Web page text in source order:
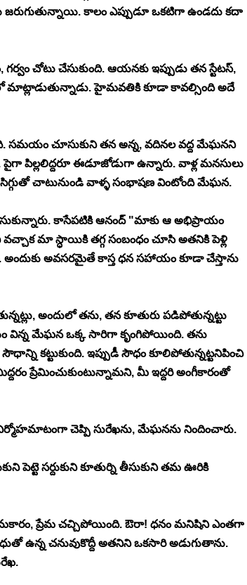
కాలం ఎప్పుడూ ఒకటిగా ఉండదు కదా
చోటు చేసుకుంది. ఆయనకు ఇప్పుడు తన స్టేటస్,
మాట్లాడుతున్నాడు. హైమవతికి కూడా కావల్సింది అదే
సమయం చూసుకుని తన అన్న, వదినల వద్ద మేఘనని
పిల్లలిద్దరూ ఈడూజోడుగా ఉన్నారు. వాళ్ల మనసులు
సిగ్గుతో చాటునుండి వాళ్ళ సంభాషణ వింటోంది మేఘన.
కాసేపటికి ఆనంద్ "మాకు ఆ అభిప్రాయం
మా స్ధాయికి తగ్గ సంబంధం చూసి అతనికి పెళ్లి
అవసరమైతే కాస్త ధన సహాయం కూడా చేస్తాను
అందులో తను, తన కూతురు పడిపోతున్నట్టు
మేఘన ఒక్క సారిగా కృంగిపోయింది. తను
కట్టుకుంది. ఇప్పుడీ సౌధం కూలిపోతున్నట్టనిపించి
ప్రేమించుకుంటున్నామని, మీ ఇద్దరి అంగీకారంతో
నిర్మోహమాటంగా చెప్పి సురేఖను, మేఘనను నిందించారు.
సర్దుకుని కూతుర్ని తీసుకుని తమ ఊరికి
మమకారం, ప్రేమ చచ్చిపోయింది. ఔరా! ధనం మనిషిని ఎంతగా
ఉన్న చనువుకొద్దీ అతనిని ఒకసారి అడుగుతాను.